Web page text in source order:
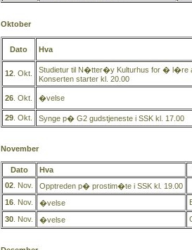
Oktober
Dato Hva
12 . Okt.
Studietur til N�tter�y Kulturhus for � l�re
Konserten starter kl. 20.00
26 . Okt. �velse
29 . Okt. Synge p� G2 gudstjeneste i SSK kl. 17.00
November
Dato Hva
02 . Nov. Opptreden p� prostim�te i SSK kl. 19.00
16 . Nov. �velse
30 . Nov. �velse